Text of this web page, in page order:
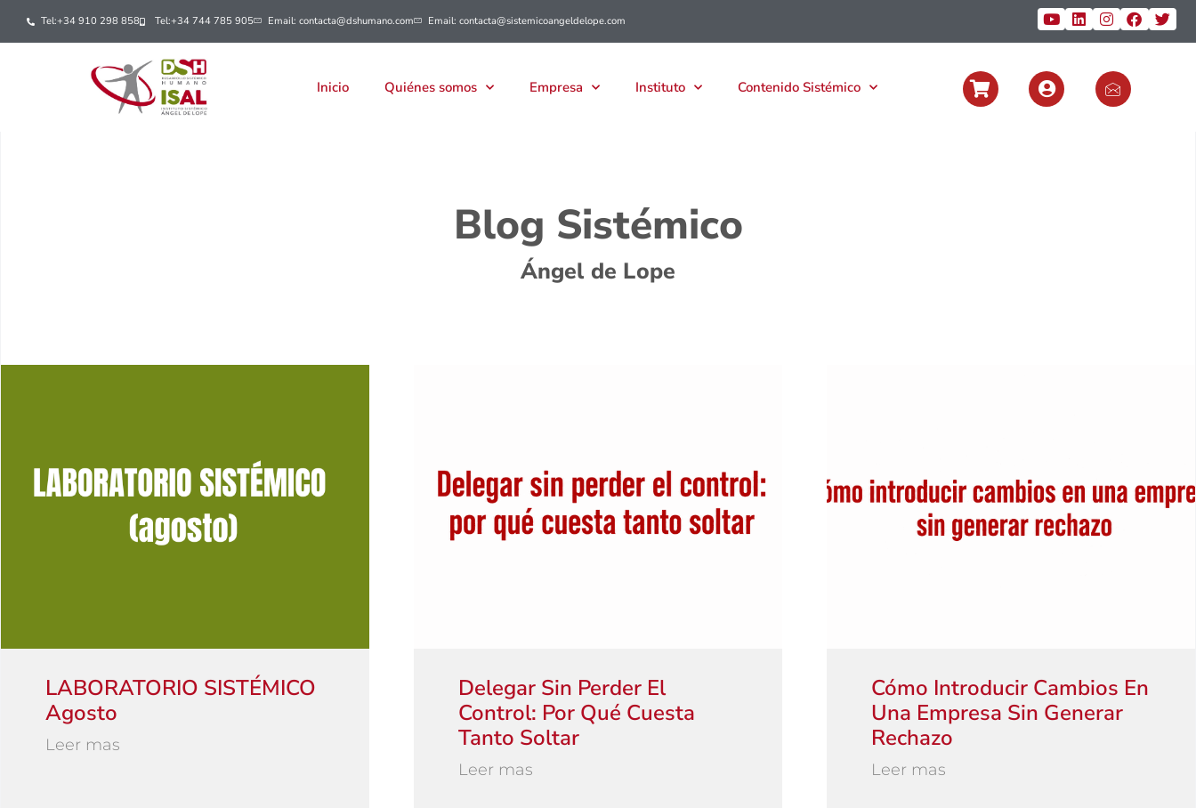
Tel:+34 910 298 858 Tel:+34 744 785 905 Email: contacta@dshumano.com Email: contacta@sistemicoangeldelope.com
Inicio Quiénes somos Empresa Instituto Contenido Sistémico
Blog Sistémico
Ángel de Lope
LABORATORIO SISTÉMICO
Agosto
Leer mas
Delegar Sin Perder El
Control: Por Qué Cuesta
Tanto Soltar
Leer mas
Cómo Introducir Cambios En
Una Empresa Sin Generar
Rechazo
Leer mas